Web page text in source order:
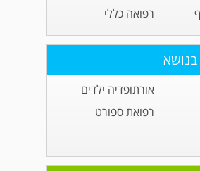
רפואה כללי
בנושא
אורתופדיה ילדים
רפואת ספורט